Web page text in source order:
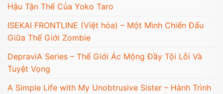
Hậu Tận Thế Của Yoko Taro
ISEKAI FRONTLINE (Việt hóa) – Một Mình Chiến Đấu
Giữa Thế Giới Zombie
DepraviA Series – Thế Giới Ác Mộng Đầy Tội Lỗi Và
Tuyệt Vọng
A Simple Life with My Unobtrusive Sister – Hành Trình